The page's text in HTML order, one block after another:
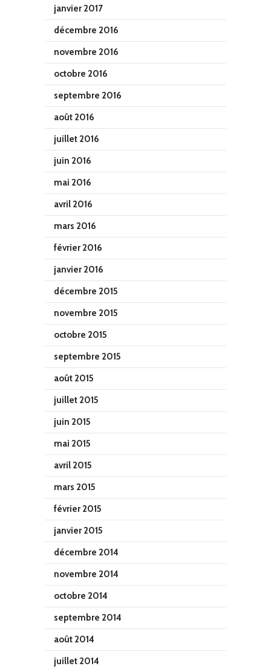
janvier 2017
décembre 2016
novembre 2016
octobre 2016
septembre 2016
août 2016
juillet 2016
juin 2016
mai 2016
avril 2016
mars 2016
février 2016
janvier 2016
décembre 2015
novembre 2015
octobre 2015
septembre 2015
août 2015
juillet 2015
juin 2015
mai 2015
avril 2015
mars 2015
février 2015
janvier 2015
décembre 2014
novembre 2014
octobre 2014
septembre 2014
août 2014
juillet 2014